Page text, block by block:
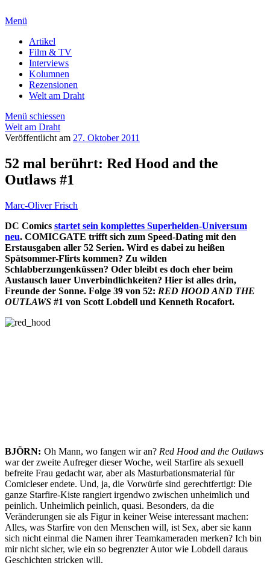
Menü
Artikel
Film & TV
Interviews
Kolumnen
Rezensionen
Welt am Draht
Menü schiessen
Welt am Draht
Veröffentlicht am 27. Oktober 2011
52 mal berührt: Red Hood and the
Outlaws #1
Marc-Oliver Frisch
DC Comics startet sein komplettes Superhelden-Universum
neu. COMICGATE trifft sich zum Speed-Dating mit den
Erstausgaben aller 52 Serien. Wird es dabei zu heißen
Spätsommer-Flirts kommen? Zu wilden
Schlabberzungenküssen? Oder bleibt es doch eher beim
Austausch lauer Unverbindlichkeiten? Hier ist alles drin,
Freunde der Sonne. Folge 39 von 52: RED HOOD AND THE
OUTLAWS #1 von Scott Lobdell und Kenneth Rocafort.
BJÖRN: Oh Mann, wo fangen wir an? Red Hood and the Outlaws
war der zweite Aufreger dieser Woche, weil Starfire als sexuell
befreite Frau gedacht war, aber als Masturbationsmaterial für
Comicleser endete. Und, ja, die Vorwürfe sind gerechtfertigt: Die
ganze Starfire-Kiste rangiert irgendwo zwischen unheimlich und
peinlich. Unheimlich peinlich, quasi. Besonders, da die
Veränderungen sie als Figur in keiner Weise interessant machen:
Alles, was Starfire von den Menschen will, ist Sex, aber sie kann
sich nicht einmal die Namen ihrer Teamkameraden merken? Ich bin
mir nicht sicher, wie ein so begrenzter Autor wie Lobdell daraus
Geschichten stricken will.